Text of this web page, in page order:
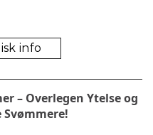
info
– Overlegen Ytelse og